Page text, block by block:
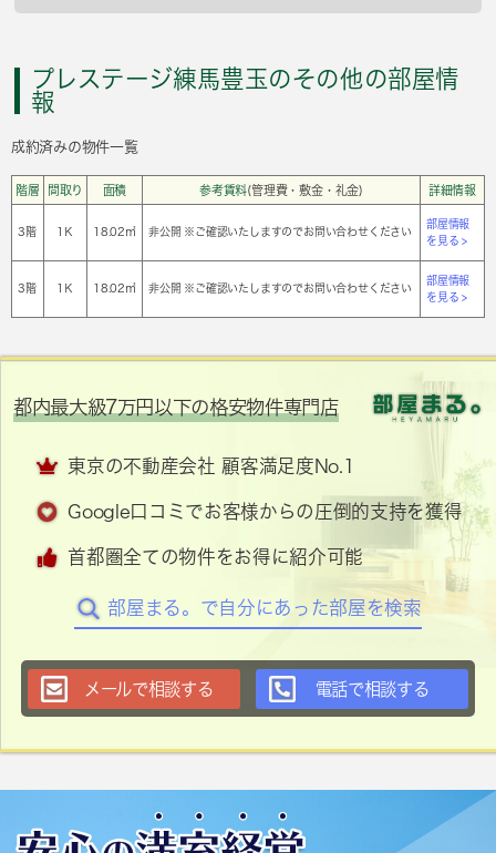
プレステージ練馬豊玉のその他の部屋情
報
成約済みの物件一覧
階層 間取り 面積 参考賃料(管理費・敷金・礼金) 詳細情報
3階 1Ｋ 18.02㎡ 非公開 ※ご確認いたしますのでお問い合わせください
部屋情報
を見る >
3階 1Ｋ 18.02㎡ 非公開 ※ご確認いたしますのでお問い合わせください
部屋情報
を見る >
都内最大級7万円以下の格安物件専門店
東京の不動産会社 顧客満足度No.1
Google口コミでお客様からの圧倒的支持を獲得
首都圏全ての物件をお得に紹介可能
部屋まる。で自分にあった部屋を検索
メールで相談する 電話で相談する